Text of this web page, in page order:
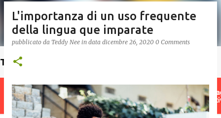
Trova un insegnante
L'importanza di un uso frequente
della lingua que imparate
pubblicato da Teddy Nee in data dicembre 26, 2020 0 Comments